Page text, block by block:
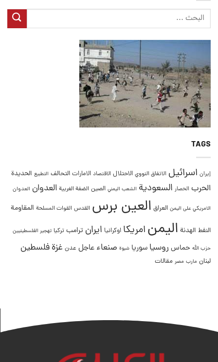
TAGS
إيران اسرائيل الاتفاق النووي الاحتلال الاقتصاد الامارات التحالف التطبيع الحديدة
الحرب الحصار السعودية الشعب اليمني الصين الضفة الغربية العدوان العدوان
الامريكي على اليمن العراق العين برس القدس القوات المسلحة المقاومة
النفط الهدنة اليمنامريكا اوكرانيا ايران ترامب تركيا تهجير الفلسطينيين
حزب الله حماس روسيا سوريا شبوة صنعاء عاجل عدن غزةفلسطين
لبنان مارب مصر مقالات